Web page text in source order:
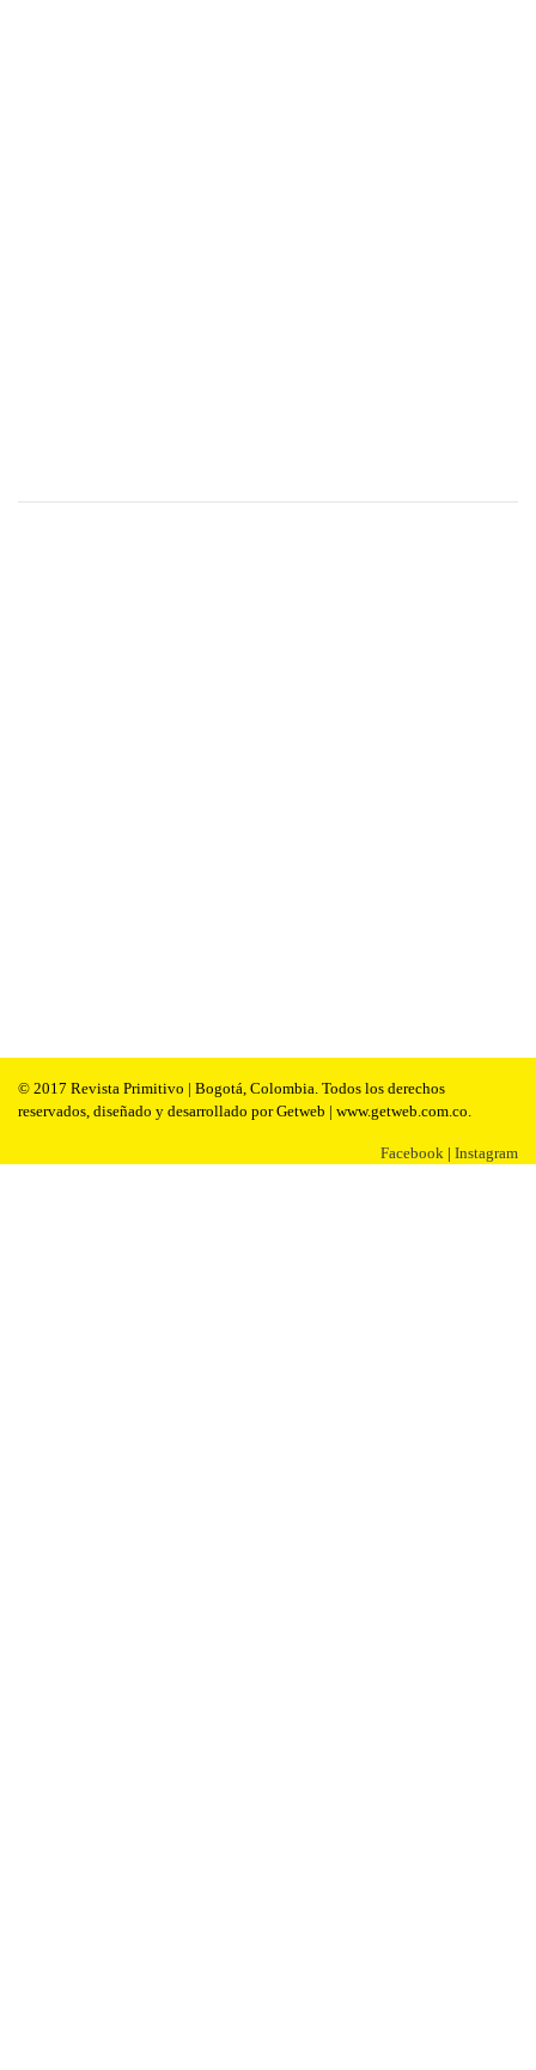
© 2017 Revista Primitivo | Bogotá, Colombia. Todos los derechos
reservados, diseñado y desarrollado por Getweb | www.getweb.com.co.
Facebook | Instagram